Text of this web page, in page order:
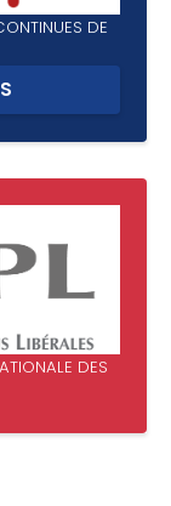
DE
DES